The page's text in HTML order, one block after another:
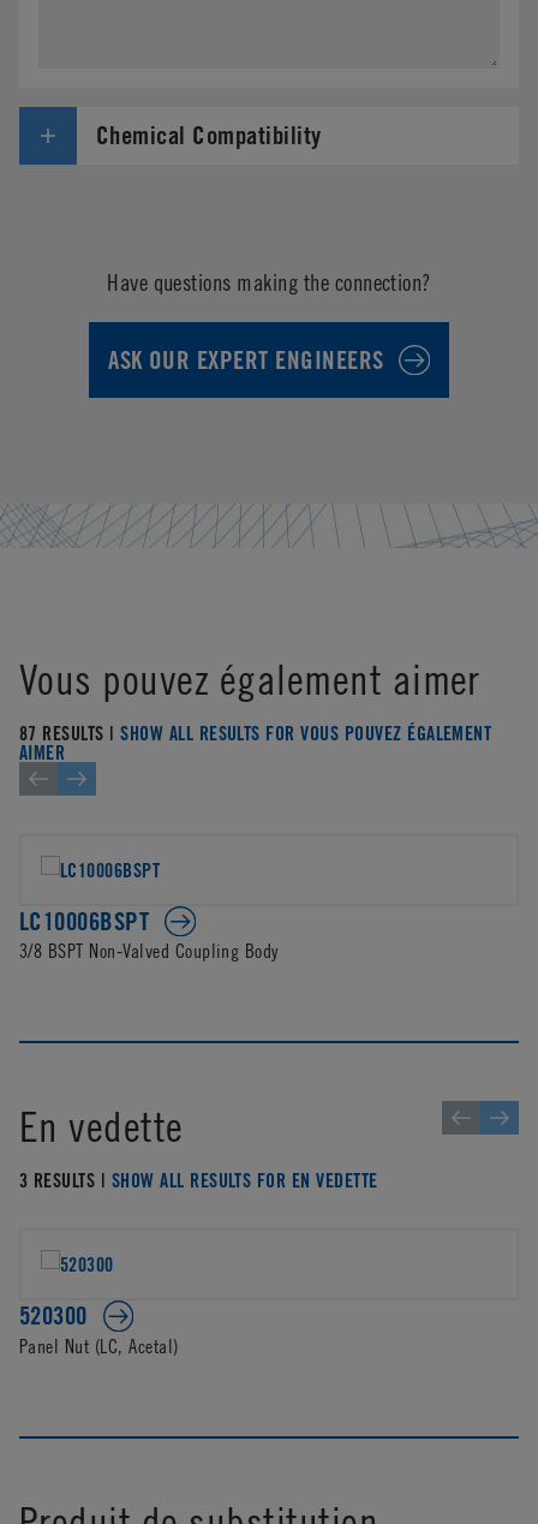
Chemical Compatibility
Have questions making the connection?
ASK OUR EXPERT ENGINEERS
Vous pouvez également aimer
87 RESULTS |SHOW ALL RESULTS FOR VOUS POUVEZ ÉGALEMENT
AIMER
LC10006BSPT
3/8 BSPT Non-Valved Coupling Body
En vedette
3 RESULTS | SHOW ALL RESULTS FOR EN VEDETTE
520300
Panel Nut (LC, Acetal)